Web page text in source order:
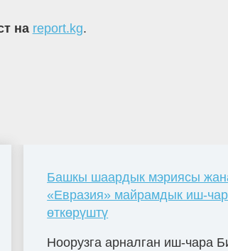
на report.kg.
Башкы шаардык мэриясы
«Евразия» майрамдык иш-
өткөрүштү
Ноорузга арналган иш-чара